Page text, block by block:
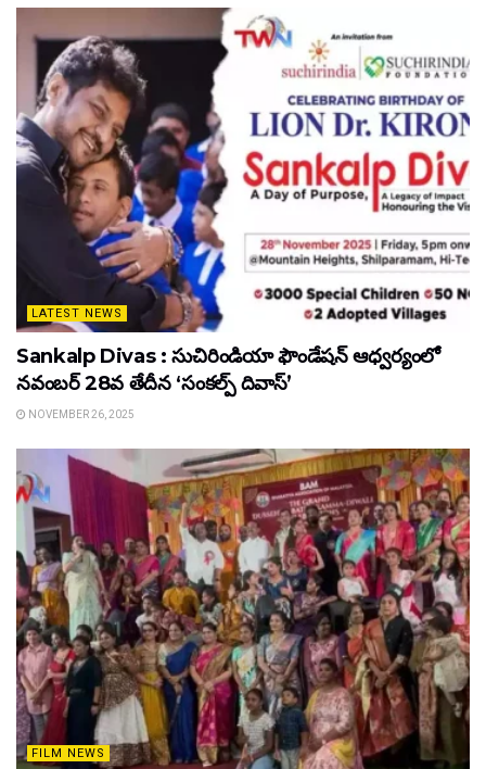
LATEST NEWS
Sankalp Divas : సుచిరిండియా ఫౌండేషన్ ఆధ్వర్యంలో
నవంబర్ 28వ తేదీన ‘సంకల్ప్ దివాస్’
NOVEMBER 26, 2025
FILM NEWS